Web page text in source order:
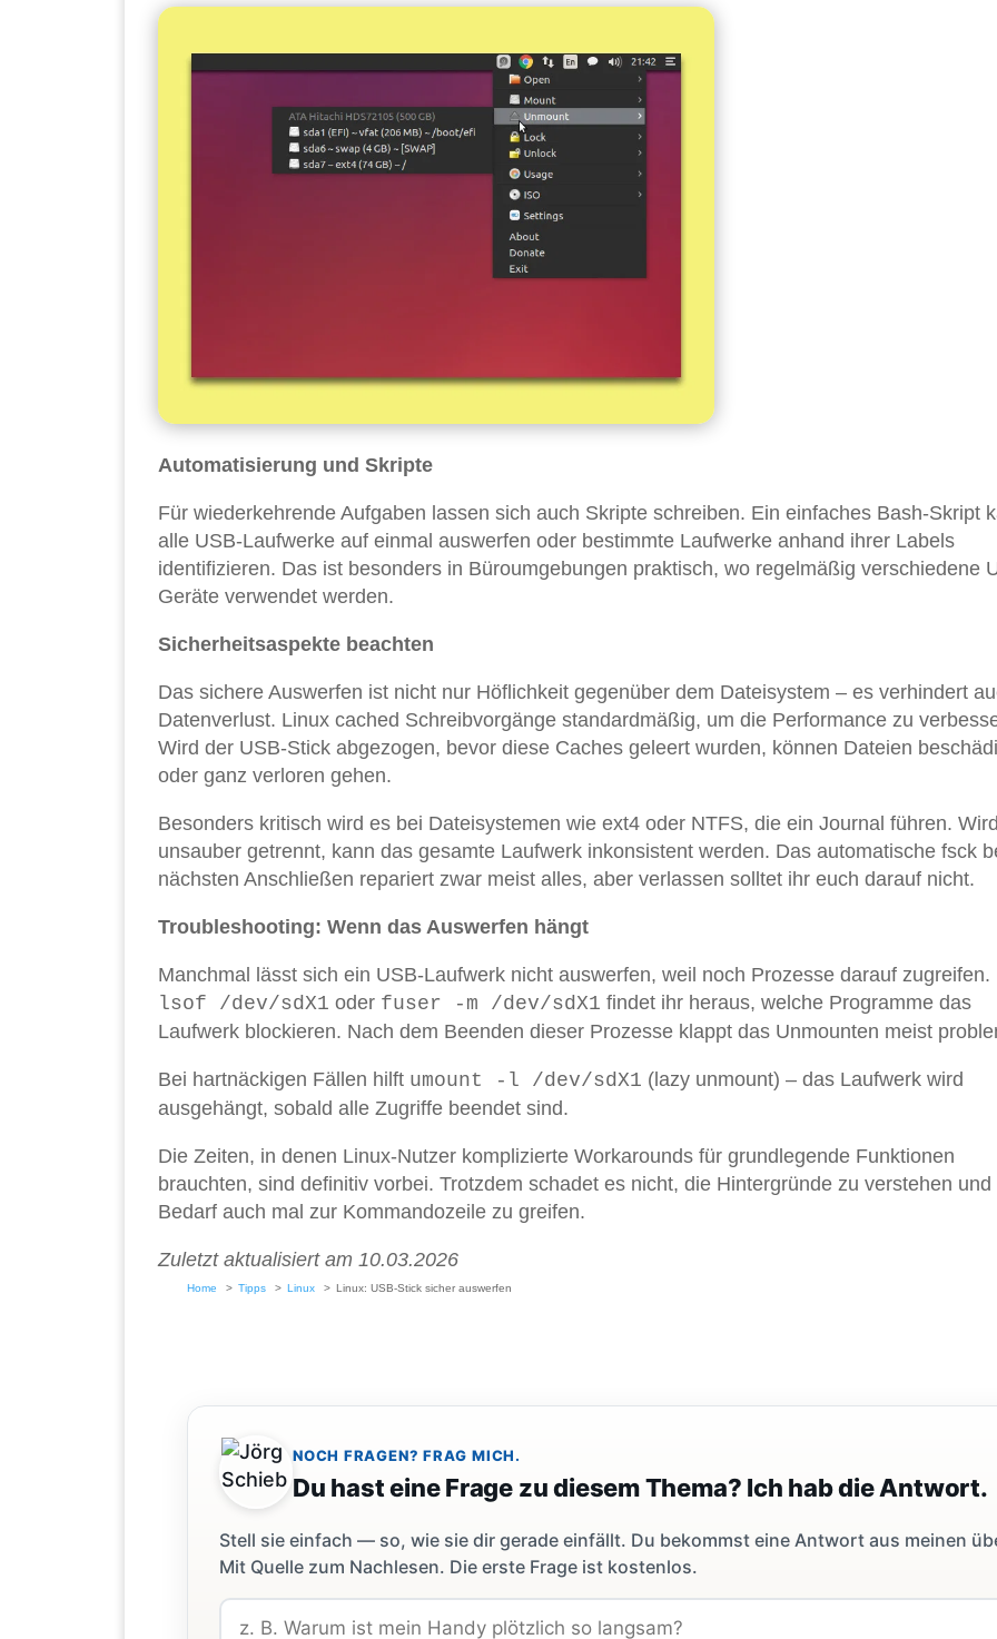
Automatisierung und Skripte
Für wiederkehrende Aufgaben lassen sich auch Skripte schreiben. Ein einfaches Bash-Skript
alle USB-Laufwerke auf einmal auswerfen oder bestimmte Laufwerke anhand ihrer Labels
identifizieren. Das ist besonders in Büroumgebungen praktisch, wo regelmäßig verschiedene
Geräte verwendet werden.
Sicherheitsaspekte beachten
Das sichere Auswerfen ist nicht nur Höflichkeit gegenüber dem Dateisystem – es verhindert
Datenverlust. Linux cached Schreibvorgänge standardmäßig, um die Performance zu
Wird der USB-Stick abgezogen, bevor diese Caches geleert wurden, können Dateien
oder ganz verloren gehen.
Besonders kritisch wird es bei Dateisystemen wie ext4 oder NTFS, die ein Journal führen.
unsauber getrennt, kann das gesamte Laufwerk inkonsistent werden. Das automatische fsck
nächsten Anschließen repariert zwar meist alles, aber verlassen solltet ihr euch darauf nicht.
Troubleshooting: Wenn das Auswerfen hängt
Manchmal lässt sich ein USB-Laufwerk nicht auswerfen, weil noch Prozesse darauf zugreifen.
lsof /dev/sdX1 oder fuser -m /dev/sdX1 findet ihr heraus, welche Programme das
Laufwerk blockieren. Nach dem Beenden dieser Prozesse klappt das Unmounten meist
Bei hartnäckigen Fällen hilft umount -l /dev/sdX1 (lazy unmount) – das Laufwerk wird
ausgehängt, sobald alle Zugriffe beendet sind.
Die Zeiten, in denen Linux-Nutzer komplizierte Workarounds für grundlegende Funktionen
brauchten, sind definitiv vorbei. Trotzdem schadet es nicht, die Hintergründe zu verstehen und
Bedarf auch mal zur Kommandozeile zu greifen.
Zuletzt aktualisiert am 10.03.2026
Home Tipps Linux Linux: USB-Stick sicher auswerfen
NOCH FRAGEN? FRAG MICH.
Du hast eine Frage zu diesem Thema? Ich hab die Antwort.
Stell sie einfach — so, wie sie dir gerade einfällt. Du bekommst eine Antwort aus meinen
Mit Quelle zum Nachlesen. Die erste Frage ist kostenlos.